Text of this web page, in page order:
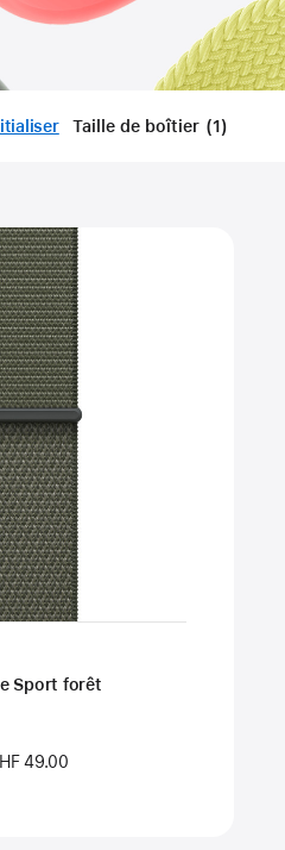
-
Taille de boîtier (1)
Sport forêt
49.00